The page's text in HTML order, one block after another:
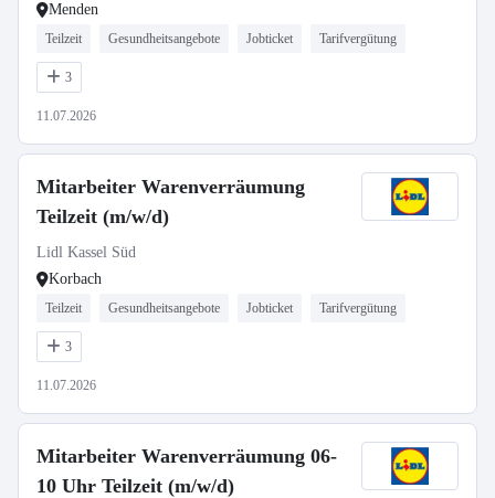
Menden
Teilzeit Gesundheitsangebote Jobticket Tarifvergütung
3
11.07.2026
Mitarbeiter Warenverräumung
Teilzeit (m/w/d)
Lidl Kassel Süd
Korbach
Teilzeit Gesundheitsangebote Jobticket Tarifvergütung
3
11.07.2026
Mitarbeiter Warenverräumung 06-
10 Uhr Teilzeit (m/w/d)